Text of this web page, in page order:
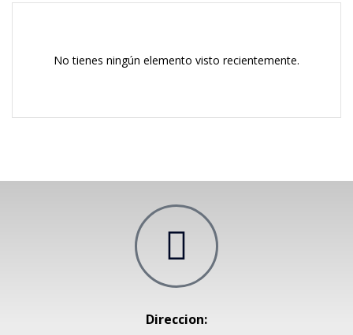
No tienes ningún elemento visto recientemente.
Direccion: